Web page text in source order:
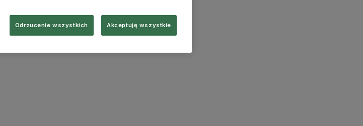
Odrzucenie wszystkich Akceptuję wszystkie